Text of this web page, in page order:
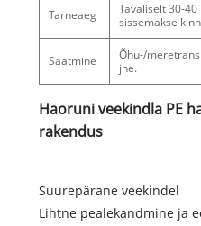
Tarneaeg
Tavaliselt 30-
sissemakse
Saatmine
Õhu-/
jne.
Haoruni veekindla PE
rakendus
Suurepärane veekindel
Lihtne pealekandmine ja